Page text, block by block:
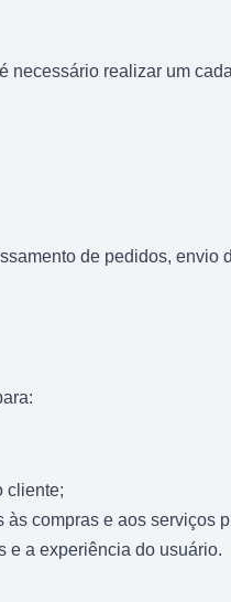
necessário realizar um
de pedidos,
cliente;
compras e aos serviços
e a experiência do usuário.